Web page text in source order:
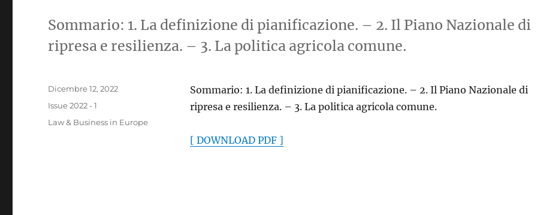
Sommario: 1. La definizione di pianificazione. – 2. Il Piano Nazionale di
ripresa e resilienza. – 3. La politica agricola comune.
Sommario: 1. La definizione di pianificazione. – 2. Il Piano Nazionale di
ripresa e resilienza. – 3. La politica agricola comune.
[ DOWNLOAD PDF ]
Pubblicato
il
Dicembre 12, 2022
Categorie
Issue 2022 - 1
Tag
Law & Business in Europe